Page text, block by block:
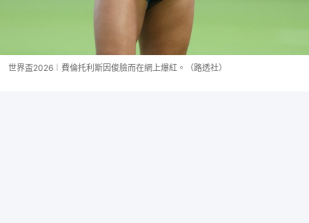
世界盃2026︱費倫托利斯因俊臉而在網上爆紅。（路透社）